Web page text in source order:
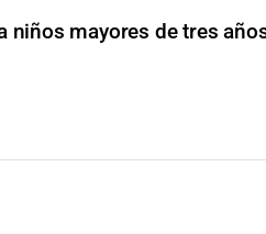
niños mayores de tres